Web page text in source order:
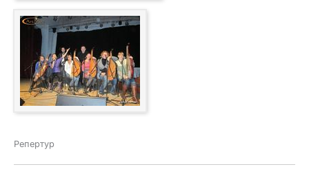
Репертур